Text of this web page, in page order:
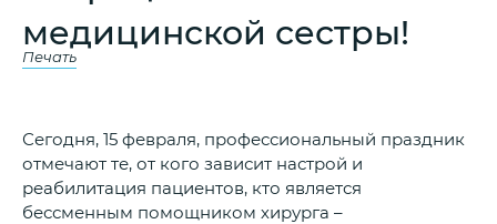
медицинской сестры!
Печать
Сегодня, 15 февраля, профессиональный праздник
отмечают те, от кого зависит настрой и
реабилитация пациентов, кто является
бессменным помощником хирурга –